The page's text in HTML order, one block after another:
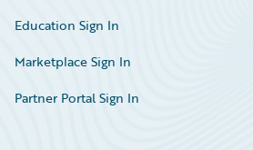
Education Sign In
Marketplace Sign In
Partner Portal Sign In